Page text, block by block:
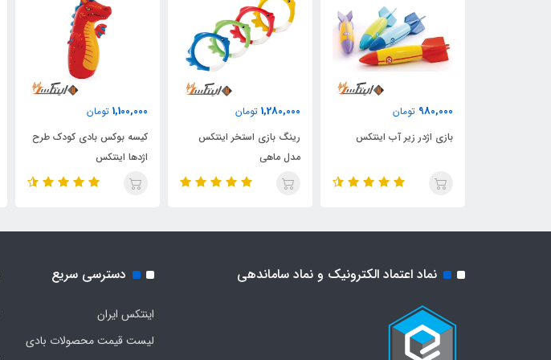
980,000 تومان
بازی اژدر زیر آب اینتکس
1,280,000 تومان
رینگ بازی استخر اینتکس
مدل ماهی
1,100,000 تومان
کیسه بوکس بادی کودک طرح
اژدها اینتکس
نماد اعتماد الکترونیک و نماد ساماندهی دسترسی سریع
اینتکس ایران
لیست قیمت محصولات بادی